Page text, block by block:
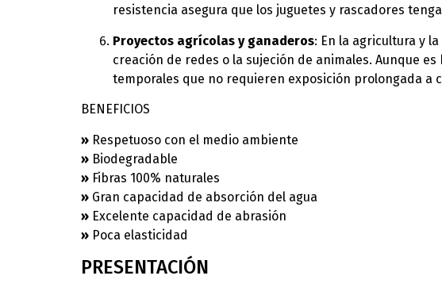
resistencia asegura que los juguetes y rascadores
Proyectos agrícolas y ganaderos: En la agricultura y
creación de redes o la sujeción de animales. Aunque
temporales que no requieren exposición prolongada a
BENEFICIOS
» Respetuoso con el medio ambiente
» Biodegradable
» Fibras 100% naturales
» Gran capacidad de absorción del agua
» Excelente capacidad de abrasión
» Poca elasticidad
PRESENTACIÓN